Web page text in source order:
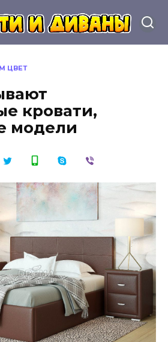
ЦВЕТ
кровати,
модели